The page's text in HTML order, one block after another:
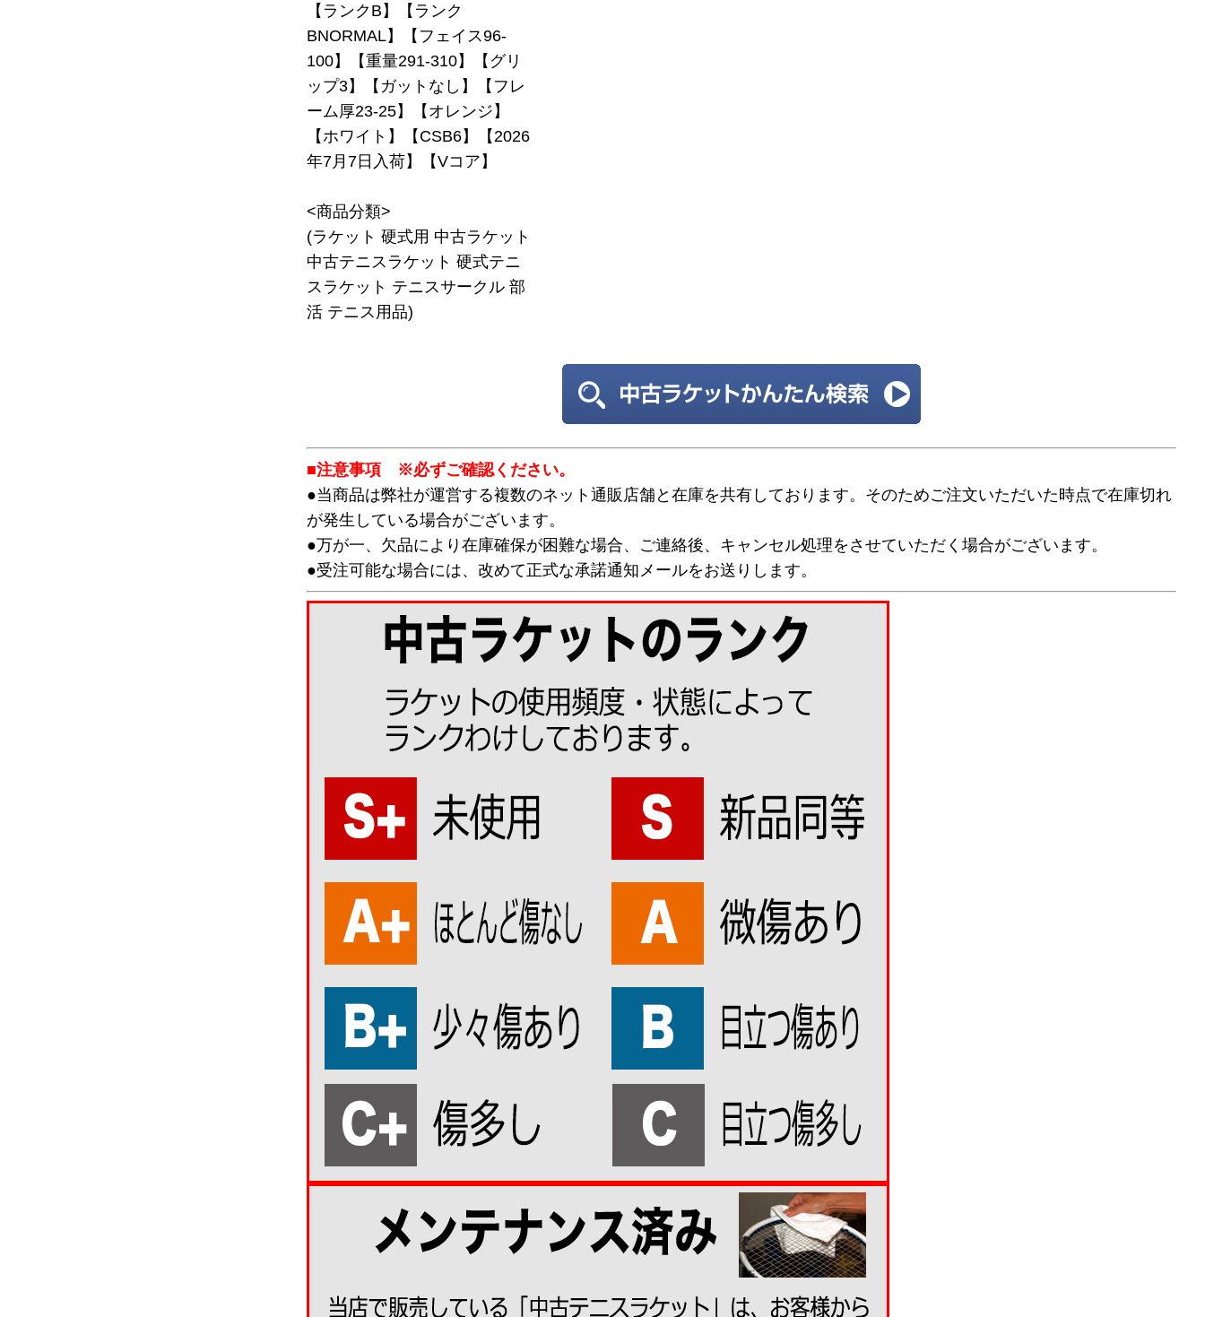
【ランクB】【ランク
BNORMAL】【フェイス96-
100】【重量291-310】【グリ
ップ3】【ガットなし】【フレ
ーム厚23-25】【オレンジ】
【ホワイト】【CSB6】【2026
年7月7日入荷】【Vコア】
<商品分類>
(ラケット 硬式用 中古ラケット
中古テニスラケット 硬式テニ
スラケット テニスサークル 部
活 テニス用品)
■注意事項 ※必ずご確認ください。
●当商品は弊社が運営する複数のネット通販店舗と在庫を共有しております。そのためご注文いただいた時点で在庫切れ
が発生している場合がございます。
●万が一、欠品により在庫確保が困難な場合、ご連絡後、キャンセル処理をさせていただく場合がございます。
●受注可能な場合には、改めて正式な承諾通知メールをお送りします。